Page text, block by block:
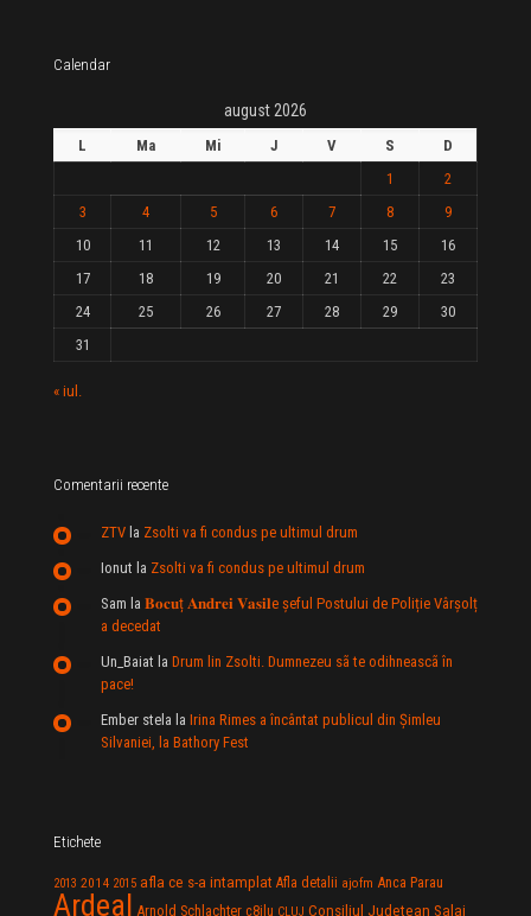
Calendar
august 2026
L Ma Mi J V S
D
1
2
3
4 5 6 7 8
9
10
11 12 13 14 15
16
17
18 19 20 21 22
23
24
25 26 27 28 29
30
31
« iul.
Comentarii recente
ZTV la Zsolti va fi condus pe ultimul drum
Ionut la Zsolti va fi condus pe ultimul drum
Sam la 𝐁𝐨𝐜𝐮ț 𝐀𝐧𝐝𝐫𝐞𝐢 𝐕𝐚𝐬𝐢𝐥e şeful Postului de Poliție Vârșolț
a decedat
Un_Baiat la Drum lin Zsolti. Dumnezeu sã te odihneascã în
pace!
Ember stela la Irina Rimes a încântat publicul din Şimleu
Silvaniei, la Bathory Fest
Etichete
2013 2014 2015 afla ce s-a intamplat Afla detalii ajofm Anca Parau
Ardeal Arnold Schlachter c8ilu CLUJ Consiliul Judetean Salaj